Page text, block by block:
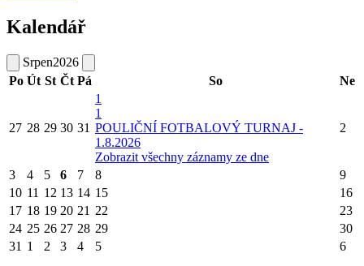
Kalendář
Srpen2026
Po Út St Čt Pá So Ne
27 28 29 30 31
1
1
POULIČNÍ FOTBALOVÝ TURNAJ -
1.8.2026
Zobrazit všechny záznamy ze dne
2
3 4 5 6 7 8
9
10 11 12 13 14 15
16
17 18 19 20 21 22
23
24 25 26 27 28 29
30
31 1 2 3 4 5 6